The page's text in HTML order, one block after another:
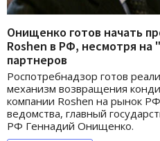
Онищенко готов начать
Roshen в РФ, несмотря на
партнеров
Роспотребнадзор готов
механизм возвращения
компании Roshen на рынок
ведомства, главный
РФ Геннадий Онищенко.